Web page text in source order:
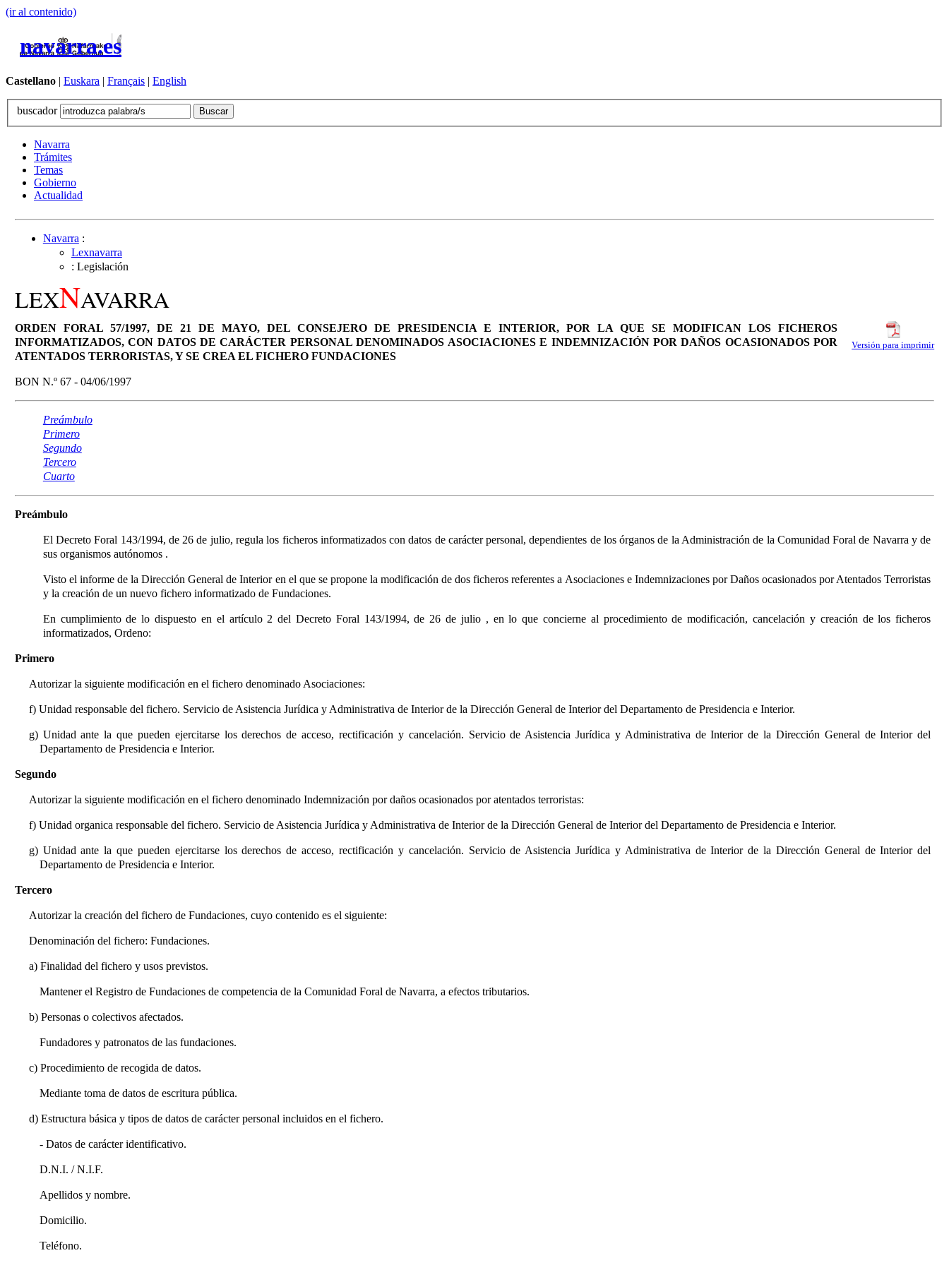
(ir al contenido)
navarra.es
Castellano | Euskara | Français | English
buscador
Navarra
Trámites
Temas
Gobierno
Actualidad
Navarra:
Lexnavarra
: Legislación
LEXNAVARRA
Versión para imprimir
ORDEN FORAL 57/1997, DE 21 DE MAYO, DEL CONSEJERO DE PRESIDENCIA E INTERIOR, POR LA QUE SE MODIFICAN LOS FICHEROS
INFORMATIZADOS, CON DATOS DE CARÁCTER PERSONAL DENOMINADOS ASOCIACIONES E INDEMNIZACIÓN POR DAÑOS OCASIONADOS POR
ATENTADOS TERRORISTAS, Y SE CREA EL FICHERO FUNDACIONES
BON N.º 67 - 04/06/1997
Preámbulo
Primero
Segundo
Tercero
Cuarto
Preámbulo
El Decreto Foral 143/1994, de 26 de julio, regula los ficheros informatizados con datos de carácter personal, dependientes de los órganos de la Administración de la Comunidad Foral de Navarra y de
sus organismos autónomos .
Visto el informe de la Dirección General de Interior en el que se propone la modificación de dos ficheros referentes a Asociaciones e Indemnizaciones por Daños ocasionados por Atentados Terroristas
y la creación de un nuevo fichero informatizado de Fundaciones.
En cumplimiento de lo dispuesto en el artículo 2 del Decreto Foral 143/1994, de 26 de julio , en lo que concierne al procedimiento de modificación, cancelación y creación de los ficheros
informatizados, Ordeno:
Primero
Autorizar la siguiente modificación en el fichero denominado Asociaciones:
f) Unidad responsable del fichero. Servicio de Asistencia Jurídica y Administrativa de Interior de la Dirección General de Interior del Departamento de Presidencia e Interior.
g) Unidad ante la que pueden ejercitarse los derechos de acceso, rectificación y cancelación. Servicio de Asistencia Jurídica y Administrativa de Interior de la Dirección General de Interior del
Departamento de Presidencia e Interior.
Segundo
Autorizar la siguiente modificación en el fichero denominado Indemnización por daños ocasionados por atentados terroristas:
f) Unidad organica responsable del fichero. Servicio de Asistencia Jurídica y Administrativa de Interior de la Dirección General de Interior del Departamento de Presidencia e Interior.
g) Unidad ante la que pueden ejercitarse los derechos de acceso, rectificación y cancelación. Servicio de Asistencia Jurídica y Administrativa de Interior de la Dirección General de Interior del
Departamento de Presidencia e Interior.
Tercero
Autorizar la creación del fichero de Fundaciones, cuyo contenido es el siguiente:
Denominación del fichero: Fundaciones.
a) Finalidad del fichero y usos previstos.
Mantener el Registro de Fundaciones de competencia de la Comunidad Foral de Navarra, a efectos tributarios.
b) Personas o colectivos afectados.
Fundadores y patronatos de las fundaciones.
c) Procedimiento de recogida de datos.
Mediante toma de datos de escritura pública.
d) Estructura básica y tipos de datos de carácter personal incluidos en el fichero.
- Datos de carácter identificativo.
D.N.I. / N.I.F.
Apellidos y nombre.
Domicilio.
Teléfono.